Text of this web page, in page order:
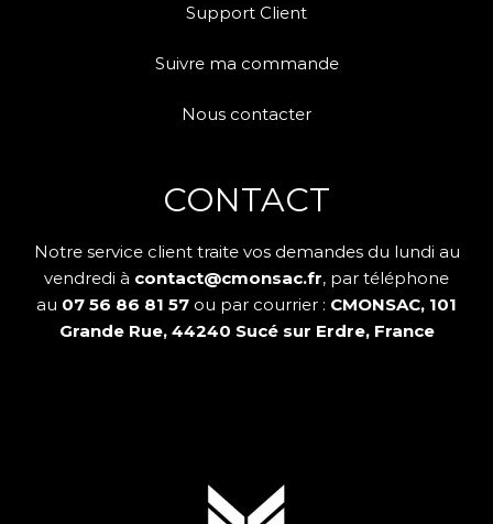
Support Client
Suivre ma commande
Nous contacter
CONTACT
Notre service client traite vos demandes du lundi au
vendredi à contact@cmonsac.fr, par téléphone
au 07 56 86 81 57 ou par courrier : CMONSAC, 101
Grande Rue, 44240 Sucé sur Erdre, France